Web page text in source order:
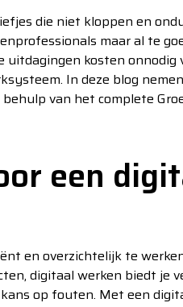
die niet kloppen en
maar al te
kosten onnodig
In deze blog
van het complete
een
en overzichtelijk te
digitaal werken biedt je
op fouten. Met een